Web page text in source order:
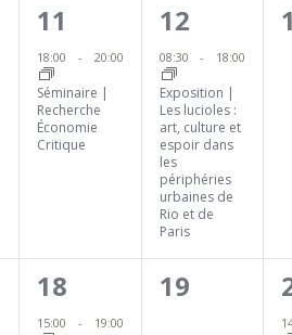
1
évènement,
11
18:00 - 20:00
Séminaire |
Recherche
Économie
Critique
1
12
08:30- 18:00
Exposition |
Les lucioles :
art, culture et
espoir dans
les
périphéries
urbaines de
Rio et de
Paris
0
1
évènement,
18
15:00 - 19:00
0
19